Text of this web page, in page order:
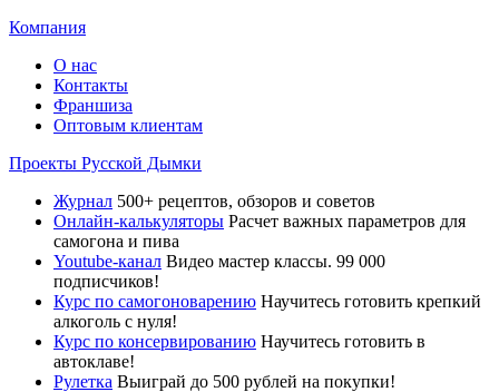
Компания
О нас
Контакты
Франшиза
Оптовым клиентам
Проекты Русской Дымки
Журнал 500+ рецептов, обзоров и советов
Онлайн-калькуляторы Расчет важных параметров для
самогона и пива
Youtube-канал Видео мастер классы. 99 000
подписчиков!
Курс по самогоноварению Научитесь готовить крепкий
алкоголь с нуля!
Курс по консервированию Научитесь готовить в
автоклаве!
Рулетка Выиграй до 500 рублей на покупки!